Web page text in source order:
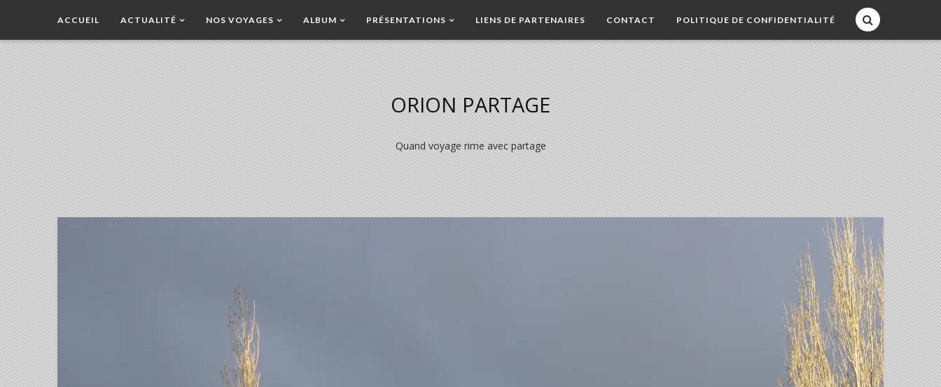
ACCUEIL ACTUALITÉ NOS VOYAGES ALBUM PRÉSENTATIONS LIENS DE PARTENAIRES CONTACT POLITIQUE DE CONFIDENTIALITÉ
ORION PARTAGE
Quand voyage rime avec partage